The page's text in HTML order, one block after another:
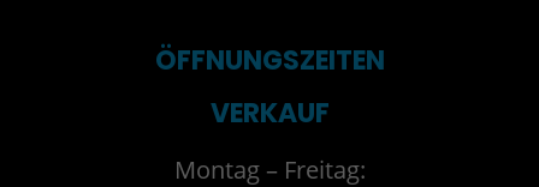
ÖFFNUNGSZEITEN
VERKAUF
Montag – Freitag: